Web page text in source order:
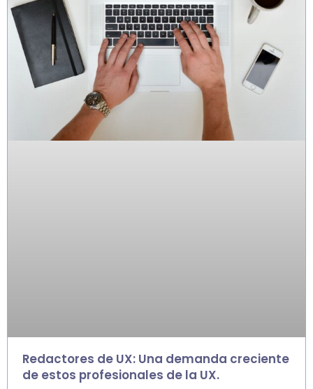
Redactores de UX: Una demanda creciente
de estos profesionales de la UX.